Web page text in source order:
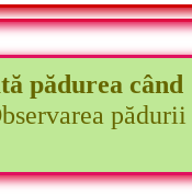
pădurea când